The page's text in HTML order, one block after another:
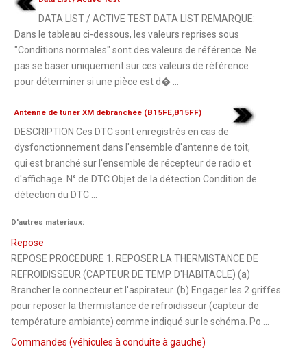
DATA LIST / ACTIVE TEST DATA LIST REMARQUE:
Dans le tableau ci-dessous, les valeurs reprises sous
"Conditions normales" sont des valeurs de référence. Ne
pas se baser uniquement sur ces valeurs de référence
pour déterminer si une pièce est d� ...
Antenne de tuner XM débranchée (B15FE,B15FF)
DESCRIPTION Ces DTC sont enregistrés en cas de
dysfonctionnement dans l'ensemble d'antenne de toit,
qui est branché sur l'ensemble de récepteur de radio et
d'affichage. N° de DTC Objet de la détection Condition de
détection du DTC ...
D'autres materiaux:
Repose
REPOSE PROCEDURE 1. REPOSER LA THERMISTANCE DE
REFROIDISSEUR (CAPTEUR DE TEMP. D'HABITACLE) (a)
Brancher le connecteur et l'aspirateur. (b) Engager les 2 griffes
pour reposer la thermistance de refroidisseur (capteur de
température ambiante) comme indiqué sur le schéma. Po ...
Commandes (véhicules à conduite à gauche)